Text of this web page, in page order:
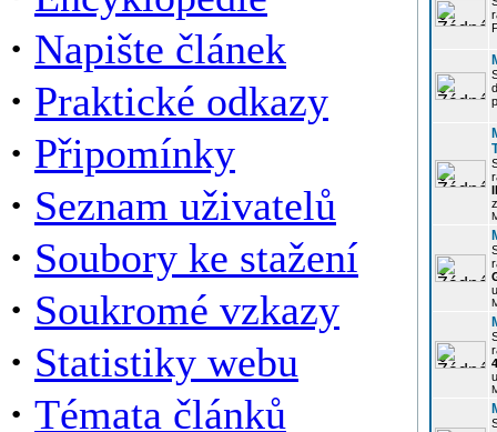
· Napište článek
· Praktické odkazy
· Připomínky
· Seznam uživatelů
· Soubory ke stažení
· Soukromé vzkazy
· Statistiky webu
· Témata článků